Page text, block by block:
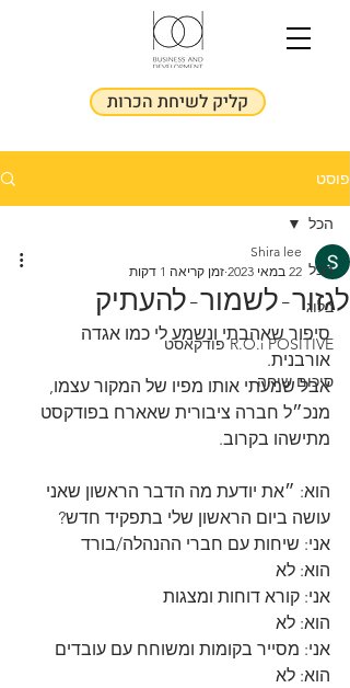
קליק לשיחת הכרות
פוסט
הכל
בלוג
R.O.i POSITIVE פודקאסט
סיכום שיחה
הכל
לגזור-לשמור-להעתיק
Shira lee
22 במאי 2023
זמן קריאה 1 דקות
סיפור שאהבתי ונשמע לי כמו אגדה
אורבנית.
אבל שמעתי אותו מפיו של המקור עצמו,
מנכ״ל חברה ציבורית שאארח בפודקסט
מתישהו בקרוב.
הוא: ״את יודעת מה הדבר הראשון שאני
עושה ביום הראשון שלי בתפקיד חדש?
אני: שיחות עם חברי ההנהלה/בורד
הוא: לא
אני: קורא דוחות ומצגות
הוא: לא
אני: מסייר בקומות ומשוחח עם עובדים
הוא: לא